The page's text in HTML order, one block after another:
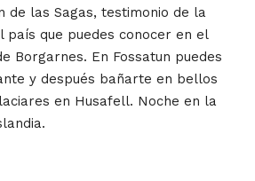
de las Sagas, testimonio de la
país que puedes conocer en el
Borgarnes. En Fossatun puedes
y después bañarte en bellos
en Husafell. Noche en la